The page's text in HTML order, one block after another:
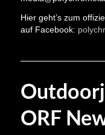
Hier geht’s zum
auf Facebook:
ORF